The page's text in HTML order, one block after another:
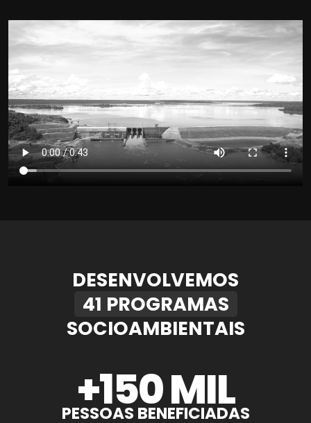
41 PROGRAMAS
SOCIOAMBIENTAIS
+150 MIL
PESSOAS BENEFICIADAS
saiba mais +